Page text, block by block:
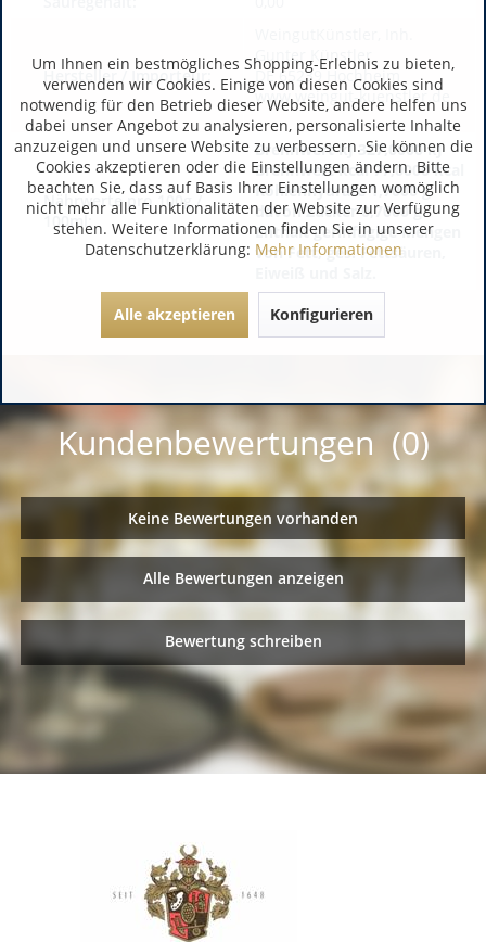
Hersteller / Importeur:
Gunter Künstler
DE 65239 Hochheim
www.weingut-kuenstler.de
Nährwerte pro 100g /
100ml:
Brennwert kJ 327,0000 kJ
Brennwert kcal 77,0000 kcal
Kohlenhydrate 1,7000 g
davon Zucker 0,7000 g
Enthält gerinfügige Mengen
von Fett, ges. Fettsäuren,
Kundenbewertungen (0)
Keine Bewertungen vorhanden
Alle Bewertungen anzeigen
Bewertung schreiben
Um Ihnen ein bestmögliches Shopping-Erlebnis zu bieten,
verwenden wir Cookies. Einige von diesen Cookies sind
notwendig für den Betrieb dieser Website, andere helfen uns
dabei unser Angebot zu analysieren, personalisierte Inhalte
anzuzeigen und unsere Website zu verbessern. Sie können die
Cookies akzeptieren oder die Einstellungen ändern. Bitte
beachten Sie, dass auf Basis Ihrer Einstellungen womöglich
nicht mehr alle Funktionalitäten der Website zur Verfügung
stehen. Weitere Informationen finden Sie in unserer
Datenschutzerklärung: Mehr Informationen
Alle akzeptieren Konfigurieren